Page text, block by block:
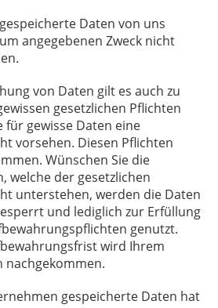
Daten von uns
angegebenen Zweck nicht
von Daten gilt es auch zu
gesetzlichen Pflichten
gewisse Daten eine
vorsehen. Diesen Pflichten
Wünschen Sie die
welche der gesetzlichen
unterstehen, werden die Daten
und lediglich zur Erfüllung
genutzt.
wird Ihrem
nachgekommen.
gespeicherte Daten hat